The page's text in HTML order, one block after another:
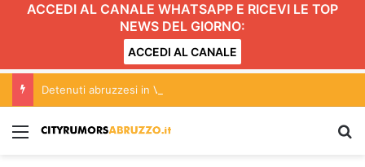
ACCEDI AL CANALE WHATSAPP E RICEVI LE TOP
NEWS DEL GIORNO:
ACCEDI AL CANALE
Menu